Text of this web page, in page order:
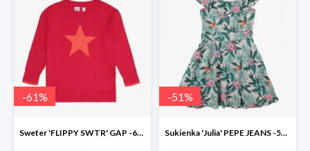
-61%
Sweter 'FLIPPY SWTR' GAP -61%
-51%
Sukienka 'Julia' PEPE JEANS -51%